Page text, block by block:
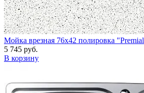
Мойка врезная 76х42 полировка
5 745 руб.
В корзину